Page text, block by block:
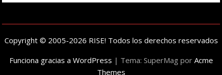
Copyright © 2005-2026 RISE! Todos los derechos reservados
Funciona gracias a WordPress | Tema: SuperMag por Acme
Themes